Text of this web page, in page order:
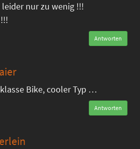
nur zu wenig !!!
Antworten
Bike, cooler Typ …
Antworten